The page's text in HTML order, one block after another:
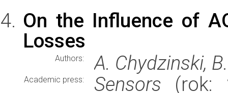
On the Influence of
Losses
Authors: A. Chydzinski,
Academic press: Sensors (rok: